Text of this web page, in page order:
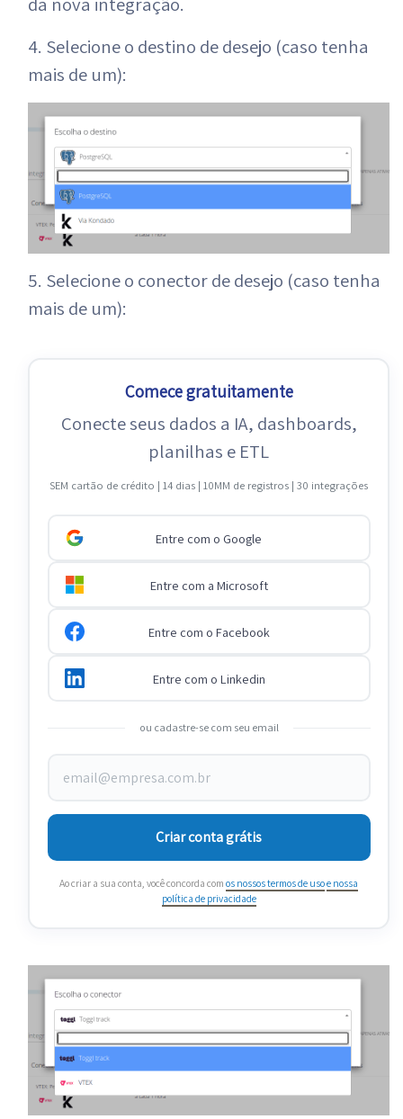
4. Selecione o destino de desejo (caso tenha
mais de um):
5. Selecione o conector de desejo (caso tenha
mais de um):
Comece gratuitamente
Conecte seus dados a IA, dashboards,
planilhas e ETL
SEM cartão de crédito | 14 dias | 10MM de registros | 30 integrações
Entre com o Google
Entre com a Microsoft
Entre com o Facebook
Entre com o Linkedin
ou cadastre-se com seu email
Criar conta grátis
Ao criar a sua conta, você concorda com os nossos termos de usoe nossa
política de privacidade